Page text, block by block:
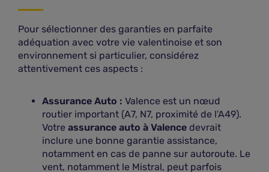
26000 Valence
Voir les offres
Plus d'infos
Thomas & grousson - Agent général MMA
À 0,84 km
116 Avenue Victor Hugo
Pour sélectionner des garanties en parfaite
adéquation avec votre vie valentinoise et son
environnement si particulier, considérez
attentivement ces aspects :
Assurance Auto : Valence est un nœud
routier important (A7, N7, proximité de l'A49).
Votre assurance auto à Valence devrait
inclure une bonne garantie assistance,
notamment en cas de panne sur autoroute. Le
vent, notamment le Mistral, peut parfois